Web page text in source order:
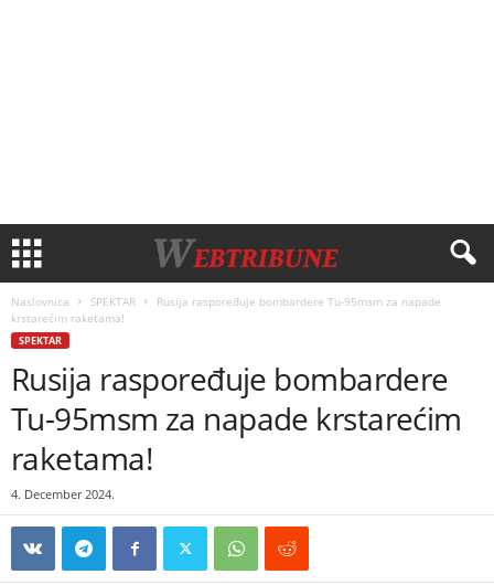
Naslovnica SPEKTAR
Rusija raspoređuje bombardere Tu-95msm za napade
krstarećim raketama!
SPEKTAR
Rusija raspoređuje bombardere
Tu-95msm za napade krstarećim
raketama!
4. December 2024.